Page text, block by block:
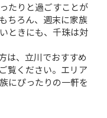
たりと過ごすことが
ちろん、週末に家族
ときにも、千珠は対
、 立川でおすすめ
覧ください。エリア
にぴったりの一軒を